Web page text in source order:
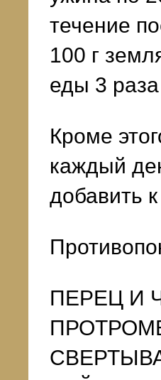
течение
100 г
еды 3
Кроме
каждый
добавить
ПЕРЕЦ И